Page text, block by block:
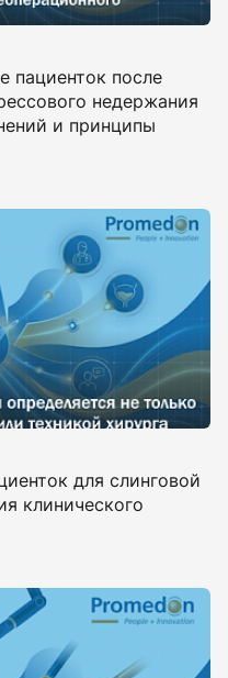
пациенток после
недержания
и принципы
для слинговой
клинического